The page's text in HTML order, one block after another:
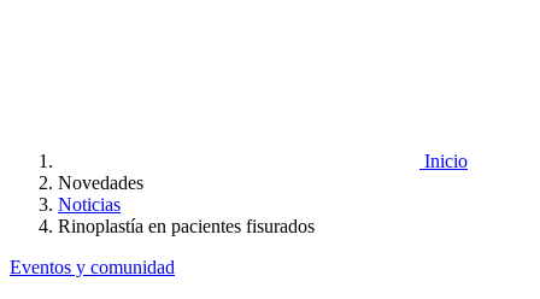
Inicio
Novedades
Noticias
Rinoplastía en pacientes fisurados
Eventos y comunidad